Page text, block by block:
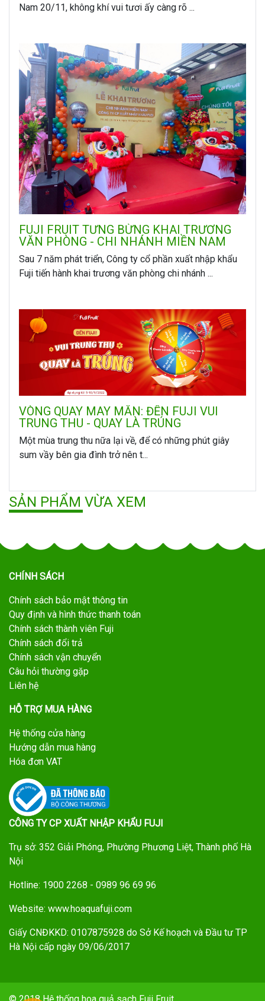
Nam 20/11, không khí vui tươi ấy càng rõ ...
FUJI FRUIT TƯNG BỪNG KHAI TRƯƠNG
VĂN PHÒNG - CHI NHÁNH MIỀN NAM
Sau 7 năm phát triển, Công ty cổ phần xuất nhập khẩu
Fuji tiến hành khai trương văn phòng chi nhánh ...
VÒNG QUAY MAY MẮN: ĐẾN FUJI VUI
TRUNG THU - QUAY LÀ TRÚNG
Một mùa trung thu nữa lại về, để có những phút giây
sum vầy bên gia đình trở nên t...
SẢN PHẨM VỪA XEM
CHÍNH SÁCH
Chính sách bảo mật thông tin
Quy định và hình thức thanh toán
Chính sách thành viên Fuji
Chính sách đổi trả
Chính sách vận chuyển
Câu hỏi thường gặp
Liên hệ
HỖ TRỢ MUA HÀNG
Hệ thống cửa hàng
Hướng dẫn mua hàng
Hóa đơn VAT
CÔNG TY CP XUẤT NHẬP KHẨU FUJI
Trụ sở: 352 Giải Phóng, Phường Phương Liệt, Thành phố Hà
Nội
Hotline: 1900 2268 - 0989 96 69 96
Website: www.hoaquafuji.com
Giấy CNĐKKD: 0107875928 do Sở Kế hoạch và Đầu tư TP
Hà Nội cấp ngày 09/06/2017